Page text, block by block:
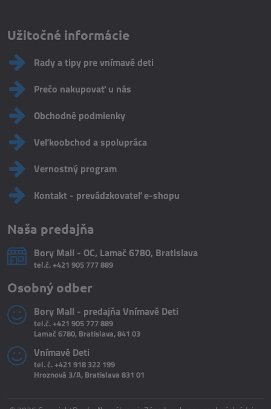
Užitočné informácie
Rady a tipy pre vnímavé deti
Prečo nakupovať u nás
Obchodné podmienky
Veľkoobchod a spolupráca
Vernostný program
Kontakt - prevádzkovateľ e-shopu
Naša predajňa
Bory Mall - OC, Lamač 6780, Bratislava
tel.č.+421 905 777 889
Osobný odber
Bory Mall - predajňa Vnímavé Deti
tel.č.+421 905 777 889
Lamač 6780, Bratislava, 841 03
Vnímavé Deti
tel. č.+421 918 322 199
Hroznová 3/A, Bratislava 831 01